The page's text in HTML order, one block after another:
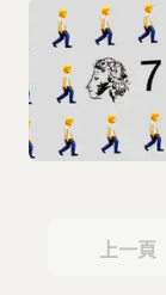
上一頁
上一頁